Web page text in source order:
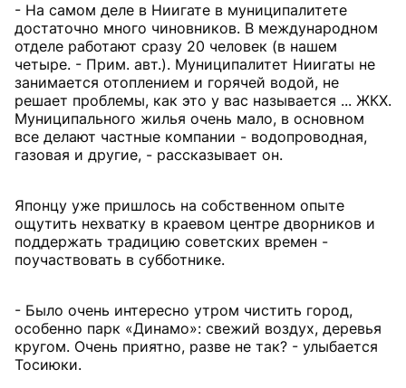
- На самом деле в Ниигате в муниципалитете
достаточно много чиновников. В международном
отделе работают сразу 20 человек (в нашем
четыре. - Прим. авт.). Муниципалитет Ниигаты не
занимается отоплением и горячей водой, не
решает проблемы, как это у вас называется ... ЖКХ.
Муниципального жилья очень мало, в основном
все делают частные компании - водопроводная,
газовая и другие, - рассказывает он.
Японцу уже пришлось на собственном опыте
ощутить нехватку в краевом центре дворников и
поддержать традицию советских времен -
поучаствовать в субботнике.
- Было очень интересно утром чистить город,
особенно парк «Динамо»: свежий воздух, деревья
кругом. Очень приятно, разве не так? - улыбается
Тосиюки.